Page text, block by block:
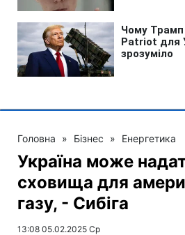
Головна » Бізнес » Енергетика
Україна може
сховища для
газу, - Сибіга
13:08 05.02.2025 Ср